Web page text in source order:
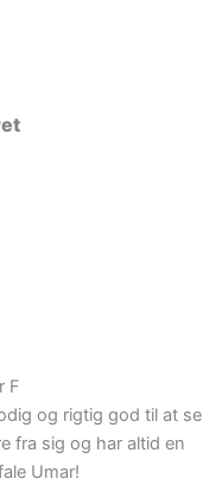
F
og rigtig god til at se
fra sig og har altid en
Umar!